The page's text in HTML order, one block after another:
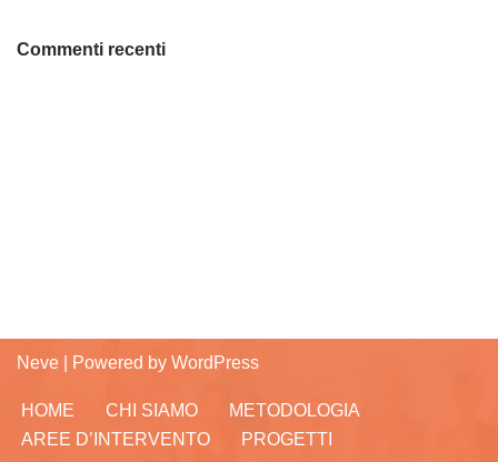
Commenti recenti
Neve | Powered by WordPress
HOME CHI SIAMO
METODOLOGIA
AREE D’INTERVENTO
PROGETTI